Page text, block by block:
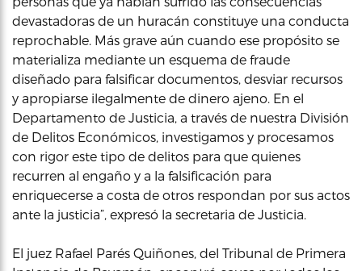
devastadoras de un huracán constituye una conducta
reprochable. Más grave aún cuando ese propósito se
materializa mediante un esquema de fraude
diseñado para falsificar documentos, desviar recursos
y apropiarse ilegalmente de dinero ajeno. En el
Departamento de Justicia, a través de nuestra División
de Delitos Económicos, investigamos y procesamos
con rigor este tipo de delitos para que quienes
recurren al engaño y a la falsificación para
enriquecerse a costa de otros respondan por sus actos
ante la justicia”, expresó la secretaria de Justicia.
El juez Rafael Parés Quiñones, del Tribunal de Primera